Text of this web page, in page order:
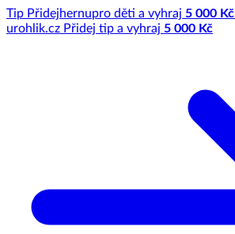
Tip Přidejhernupro děti a vyhraj 5 000 Kč
urohlik.cz Přidej tip a vyhraj 5 000 Kč